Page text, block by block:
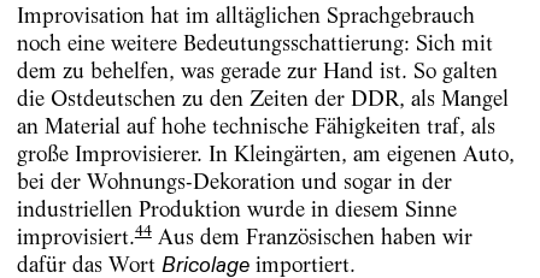
Improvisation hat im alltäglichen Sprachgebrauch
noch eine weitere Bedeutungsschattierung: Sich mit
dem zu behelfen, was gerade zur Hand ist. So galten
die Ostdeutschen zu den Zeiten der DDR, als Mangel
an Material auf hohe technische Fähigkeiten traf, als
große Improvisierer. In Kleingärten, am eigenen Auto,
bei der Wohnungs-Dekoration und sogar in der
industriellen Produktion wurde in diesem Sinne
improvisiert.44Aus dem Französischen haben wir
dafür das Wort Bricolageimportiert.